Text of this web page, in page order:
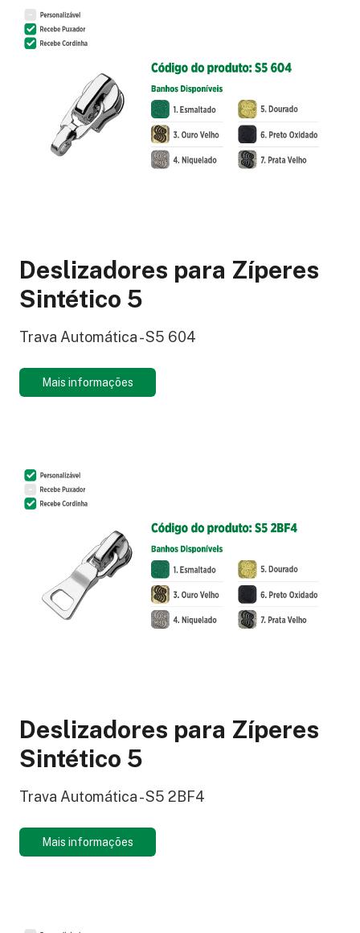
Deslizadores para Zíperes
Sintético 5
Trava Automática - S5 604
Mais informações
Deslizadores para Zíperes
Sintético 5
Trava Automática - S5 2BF4
Mais informações